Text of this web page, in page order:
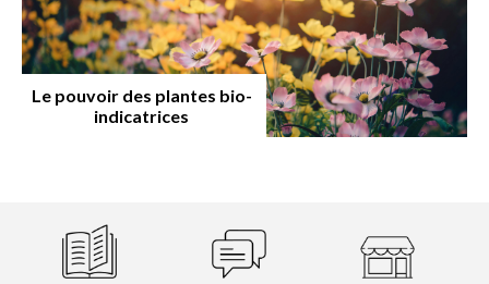
Le pouvoir des plantes bio-
indicatrices